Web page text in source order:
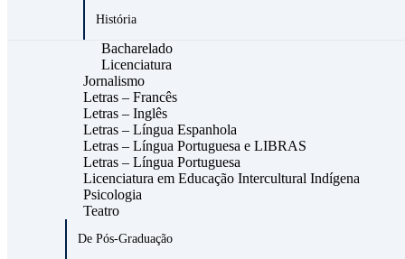
História
Bacharelado
Licenciatura
Jornalismo
Letras – Francês
Letras – Inglês
Letras – Língua Espanhola
Letras – Língua Portuguesa e LIBRAS
Letras – Língua Portuguesa
Licenciatura em Educação Intercultural Indígena
Psicologia
Teatro
De Pós-Graduação